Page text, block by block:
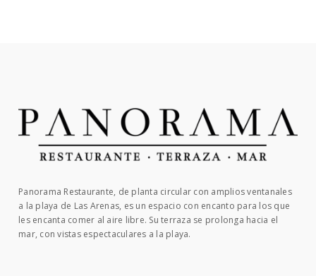
Panorama Restaurante, de planta circular con amplios ventanales
a la playa de Las Arenas, es un espacio con encanto para los que
les encanta comer al aire libre. Su terraza se prolonga hacia el
mar, con vistas espectaculares a la playa.